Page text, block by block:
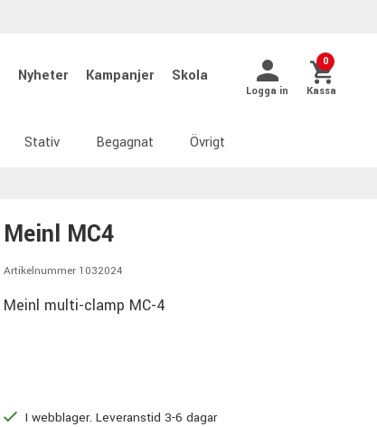
Nyheter Kampanjer Skola
Logga in
0
Kassa
Stativ Begagnat Övrigt
Meinl MC4
Artikelnummer 1032024
Meinl multi-clamp MC-4
I webblager. Leveranstid 3-6 dagar